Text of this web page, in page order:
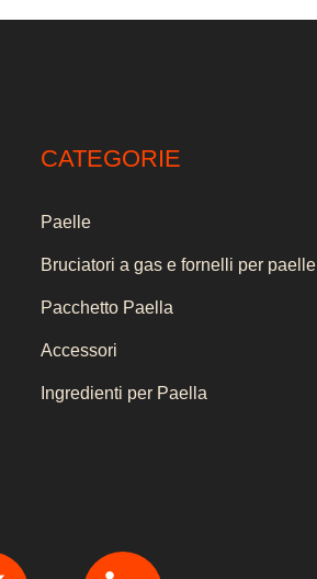
CATEGORIE
Paelle
Bruciatori a gas e fornelli per paelle
Pacchetto Paella
Accessori
Ingredienti per Paella